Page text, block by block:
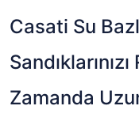
Casati Su
Zamanda